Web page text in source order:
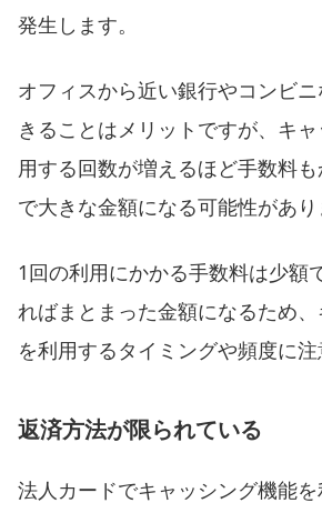
発生します。
オフィスから近い銀行やコンビ
きることはメリットですが、キ
用する回数が増えるほど手数料
で大きな金額になる可能性があり
1回の利用にかかる手数料は少額
ればまとまった金額になるため
を利用するタイミングや頻度に注
返済方法が限られている
法人カードでキャッシング機能